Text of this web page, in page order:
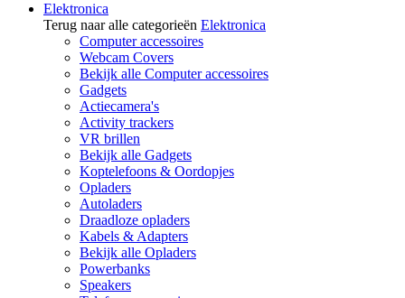
Elektronica
Terug naar alle categorieën Elektronica
Computer accessoires
Webcam Covers
Bekijk alle Computer accessoires
Gadgets
Actiecamera's
Activity trackers
VR brillen
Bekijk alle Gadgets
Koptelefoons & Oordopjes
Opladers
Autoladers
Draadloze opladers
Kabels & Adapters
Bekijk alle Opladers
Powerbanks
Speakers